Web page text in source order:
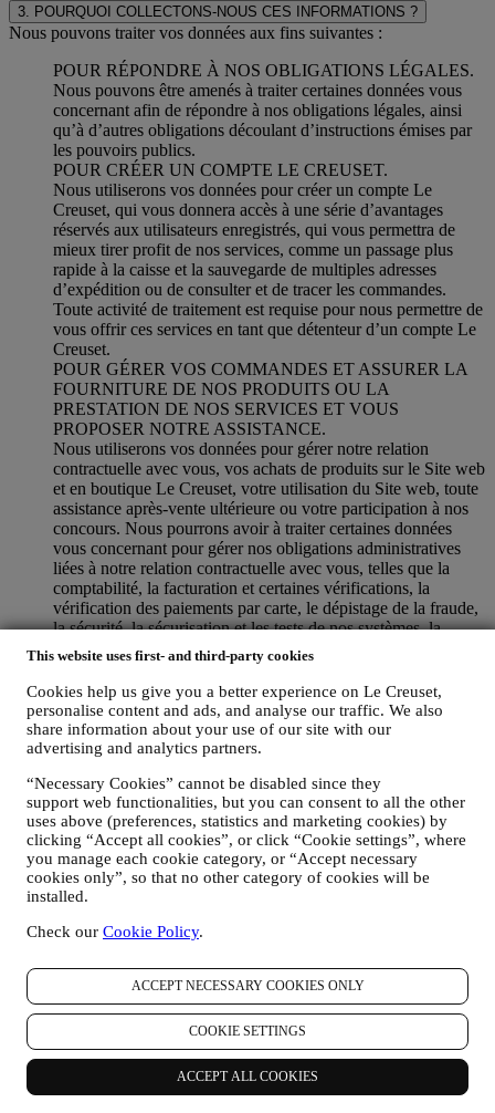
This website uses first- and third-party cookies
Cookies help us give you a better experience on Le Creuset,
personalise content and ads, and analyse our traffic. We also
share information about your use of our site with our
advertising and analytics partners.
“Necessary Cookies” cannot be disabled since they
support web functionalities, but you can consent to all the other
uses above (preferences, statistics and marketing cookies) by
clicking “Accept all cookies”, or click “Cookie settings”, where
you manage each cookie category, or “Accept necessary
cookies only”, so that no other category of cookies will be
installed.
Check our Cookie Policy.
ACCEPT NECESSARY COOKIES ONLY
COOKIE SETTINGS
ACCEPT ALL COOKIES
3. POURQUOI COLLECTONS-NOUS CES INFORMATIONS ?
Nous pouvons traiter vos données aux fins suivantes :
POUR RÉPONDRE À NOS OBLIGATIONS LÉGALES.
Nous pouvons être amenés à traiter certaines données vous
concernant afin de répondre à nos obligations légales, ainsi
qu’à d’autres obligations découlant d’instructions émises par
les pouvoirs publics.
POUR CRÉER UN COMPTE LE CREUSET.
Nous utiliserons vos données pour créer un compte Le
Creuset, qui vous donnera accès à une série d’avantages
réservés aux utilisateurs enregistrés, qui vous permettra de
mieux tirer profit de nos services, comme un passage plus
rapide à la caisse et la sauvegarde de multiples adresses
d’expédition ou de consulter et de tracer les commandes.
Toute activité de traitement est requise pour nous permettre de
vous offrir ces services en tant que détenteur d’un compte Le
Creuset.
POUR GÉRER VOS COMMANDES ET ASSURER LA
FOURNITURE DE NOS PRODUITS OU LA
PRESTATION DE NOS SERVICES ET VOUS
PROPOSER NOTRE ASSISTANCE.
Nous utiliserons vos données pour gérer notre relation
contractuelle avec vous, vos achats de produits sur le Site web
et en boutique Le Creuset, votre utilisation du Site web, toute
assistance après-vente ultérieure ou votre participation à nos
concours. Nous pourrons avoir à traiter certaines données
vous concernant pour gérer nos obligations administratives
liées à notre relation contractuelle avec vous, telles que la
comptabilité, la facturation et certaines vérifications, la
vérification des paiements par carte, le dépistage de la fraude,
la sécurité, la sécurisation et les tests de nos systèmes, la
maintenance et les analyses statistiques. Occasionnellement,
nous pourrons avoir à vous contacter pour des raisons
administratives ou opérationnelles, comme par exemple
l’envoi d’une confirmation de commande. Nous utiliserons
aussi vos données personnelles pour répondre à vos demandes
transmises par notre Site web ou par d’autres canaux. Cette
prester nos services à votre intention. Nous pouvons traiter
vos données en fonction de notre intérêt légitime (dûment
équilibré avec vos droits et libertés) pour vous envoyer des e-
mails de suivi dans le cas où vous auriez ajouté des articles
dans votre panier sans finaliser votre achat en ligne. Si vous
ne finalisez pas l'achat dans un certain délai, aucune autre
communication de suivi ne sera envoyée.
POUR VOUS INFORMER À PROPOS DES
NOUVELLES ET OFFRES CONCERNANT LES
PRODUITS LE CREUSET
Si vous nous avez donné votre autorisation dans ce sens (par
exemple en souscrivant à notre lettre d’information au
moment de créer un compte sur le Site web), nous vous ferons
parvenir des communications de marketing personnalisées et
des nouvelles concernant les initiatives lancées par Le Creuset
et promues par les filiales de son groupe, ou par ses affiliés et